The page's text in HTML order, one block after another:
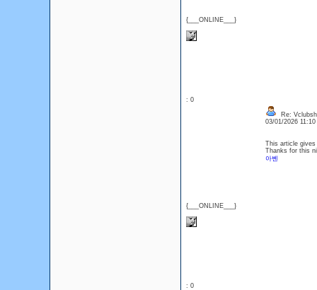
{___ONLINE___}
: 0
{___ONLINE___}
Re:
03/01/2026
This article
Thanks for this
아벤
: 0